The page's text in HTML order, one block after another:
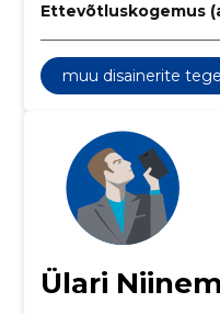
Ettevõtluskogemus
muu disainerite
Ülari